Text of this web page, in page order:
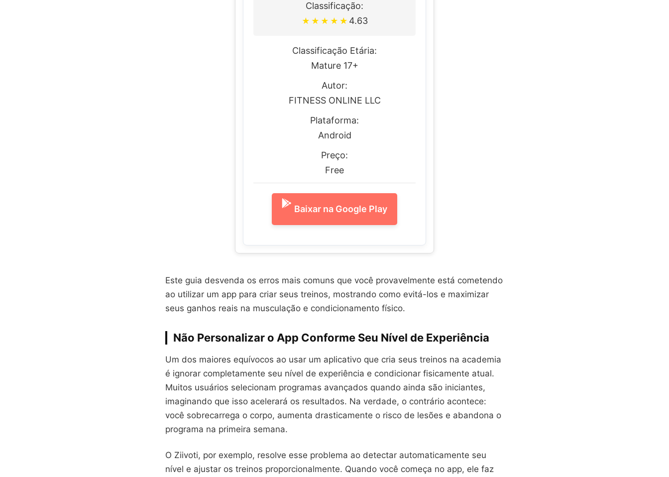
Classificação:
★ ★ ★ ★ ★ 4.63
Classificação Etária:
Mature 17+
Autor:
FITNESS ONLINE LLC
Plataforma:
Android
Preço:
Free
Baixar na Google Play
Este guia desvenda os erros mais comuns que você provavelmente está cometendo
ao utilizar um app para criar seus treinos, mostrando como evitá-los e maximizar
seus ganhos reais na musculação e condicionamento físico.
Não Personalizar o App Conforme Seu Nível de Experiência
Um dos maiores equívocos ao usar um aplicativo que cria seus treinos na academia
é ignorar completamente seu nível de experiência e condicionar fisicamente atual.
Muitos usuários selecionam programas avançados quando ainda são iniciantes,
imaginando que isso acelerará os resultados. Na verdade, o contrário acontece:
você sobrecarrega o corpo, aumenta drasticamente o risco de lesões e abandona o
programa na primeira semana.
O Ziivoti, por exemplo, resolve esse problema ao detectar automaticamente seu
nível e ajustar os treinos proporcionalmente. Quando você começa no app, ele faz